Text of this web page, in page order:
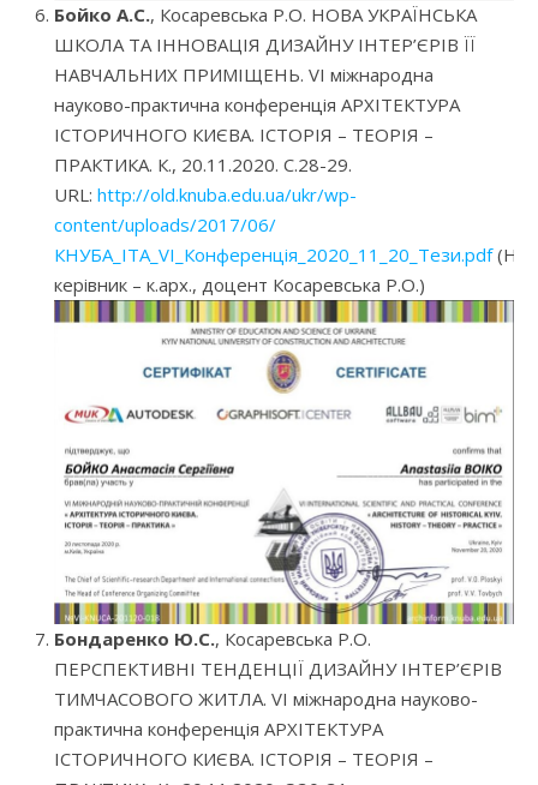
Бойко А.С., Косаревська Р.О. НОВА УКРАЇНСЬКА
ШКОЛА ТА ІННОВАЦІЯ ДИЗАЙНУ ІНТЕР’ЄРІВ ЇЇ
НАВЧАЛЬНИХ ПРИМІЩЕНЬ. VI міжнародна
науково-практична конференція АРХІТЕКТУРА
ІСТОРИЧНОГО КИЄВА. ІСТОРІЯ – ТЕОРІЯ –
ПРАКТИКА. К., 20.11.2020. С.28-29.
URL: http://old.knuba.edu.ua/ukr/wp-
content/uploads/2017/06/
КНУБА_ІТА_VI_Конференція_2020_11_20_Тези.pdf
керівник – к.арх., доцент Косаревська Р.О.)
Бондаренко Ю.С., Косаревська Р.О.
ПЕРСПЕКТИВНІ ТЕНДЕНЦІЇ ДИЗАЙНУ ІНТЕР’ЄРІВ
ТИМЧАСОВОГО ЖИТЛА. VI міжнародна науково-
практична конференція АРХІТЕКТУРА
ІСТОРИЧНОГО КИЄВА. ІСТОРІЯ – ТЕОРІЯ –